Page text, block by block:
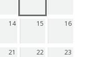
14 15 16
21 22 23